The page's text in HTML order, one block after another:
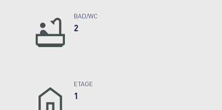
BAD/WC
2
ETAGE
1